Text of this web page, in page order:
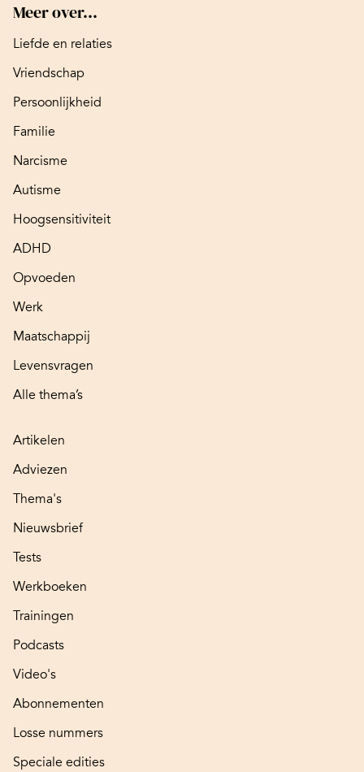
Meer over...
Liefde en relaties
Vriendschap
Persoonlijkheid
Familie
Narcisme
Autisme
Hoogsensitiviteit
ADHD
Opvoeden
Werk
Maatschappij
Levensvragen
Alle thema’s
Artikelen
Adviezen
Thema's
Nieuwsbrief
Tests
Werkboeken
Trainingen
Podcasts
Video's
Abonnementen
Losse nummers
Speciale edities